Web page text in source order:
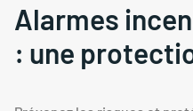
Alarmes
: une